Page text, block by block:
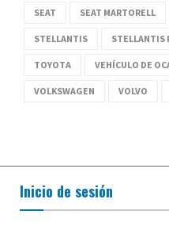
SEAT SEAT MARTORELL
STELLANTIS STELLANTIS
TOYOTA VEHÍCULO DE
VOLKSWAGEN VOLVO
Inicio de sesión